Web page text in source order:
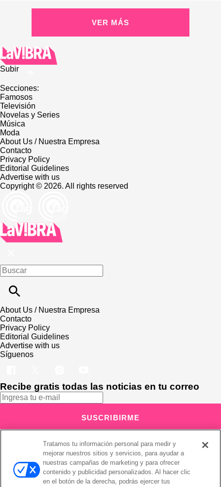
VER MÁS
Subir
Secciones:
Famosos
Televisión
Novelas y Series
Música
Moda
About Us / Nuestra Empresa
Contacto
Privacy Policy
Editorial Guidelines
Advertise with us
Copyright © 2026. All rights reserved
About Us / Nuestra Empresa
Contacto
Privacy Policy
Editorial Guidelines
Advertise with us
Síguenos
Recibe gratis todas las noticias en tu correo
SUSCRIBIRME
y Se aplican lasCondiciones de servicio
Suscribirse implica aceptar los términos y condiciones
¡Muchas gracias!Ya estás suscrito a nuestro newsletter
Tratamos tu información personal para medir y
mejorar nuestros sitios y servicios, para ayudar a
nuestras campañas de marketing y para ofrecer
contenido y publicidad personalizados. Al hacer clic
en el botón de la derecha, podrás ejercer tus